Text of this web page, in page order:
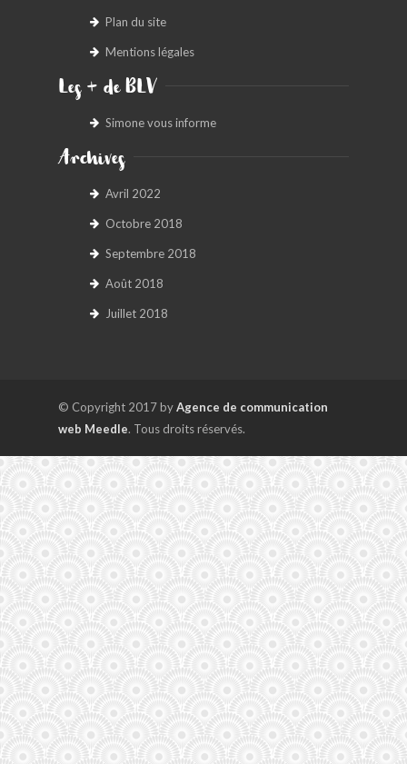
Plan du site
Mentions légales
Les + de BLV
Simone vous informe
Archives
Avril 2022
Octobre 2018
Septembre 2018
Août 2018
Juillet 2018
© Copyright 2017 byAgence de communication
web Meedle. Tous droits réservés.